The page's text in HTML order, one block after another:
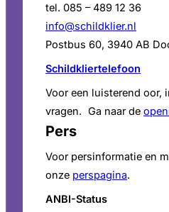
tel. 085 – 489 12 36
info@schildklier.nl
Postbus 60, 3940 AB
Schildkliertelefoon
Voor een luisterend oor,
vragen. Ga naar de
Pers
Voor persinformatie en
onze perspagina.
ANBI-Status